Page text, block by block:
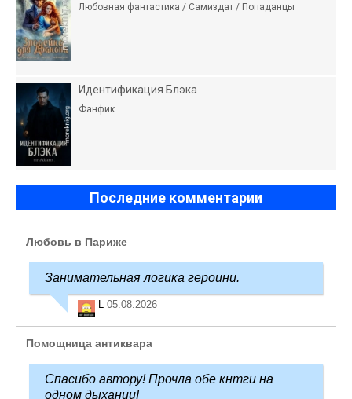
Любовная фантастика / Самиздат / Попаданцы
Идентификация Блэка
Фанфик
Последние комментарии
Любовь в Париже
Занимательная логика героини.
05.08.2026
Помощница антиквара
Спасибо автору! Прочла обе кнтги на
одном дыхании!